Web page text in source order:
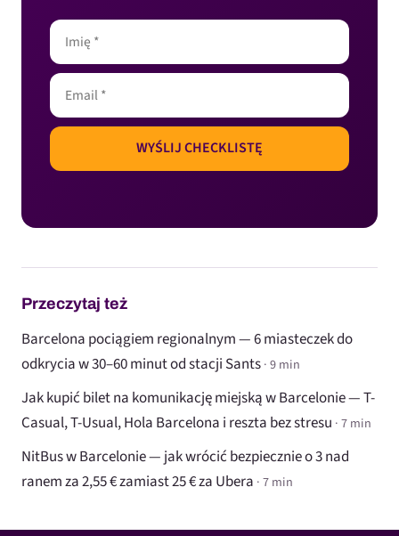
Przeczytaj też
Barcelona pociągiem regionalnym — 6 miasteczek do
odkrycia w 30–60 minut od stacji Sants · 9 min
Jak kupić bilet na komunikację miejską w Barcelonie — T-
Casual, T-Usual, Hola Barcelona i reszta bez stresu · 7 min
NitBus w Barcelonie — jak wrócić bezpiecznie o 3 nad
ranem za 2,55 € zamiast 25 € za Ubera · 7 min